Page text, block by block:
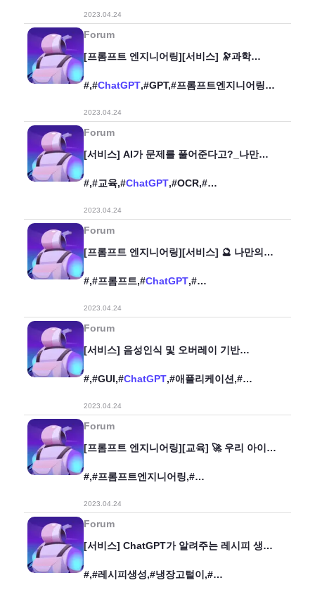
mputerVision,#OCR,#서비스,#
와인정보생성,#닥터소믈리에,#
2023.04.24
Forum
[프롬프트 엔지니어링][서비스] 🔭과학
#,#ChatGPT,#GPT,#프롬프트엔지니어링,#
2023.04.24
Forum
[서비스] AI가 문제를 풀어준다고?_나만의
#,#교육,#ChatGPT,#OCR,#
2023.04.24
Forum
[프롬프트 엔지니어링][서비스] 🔮 나만의
#,#프롬프트,#ChatGPT,#
한글,#GPT,#
2023.04.24
Forum
[서비스] 음성인식 및 오버레이 기반
#,#GUI,#ChatGPT,#애플리케이션,#
2023.04.24
Forum
[프롬프트 엔지니어링][교육] 🚀 우리 아이를
#,#프롬프트엔지니어링,#
2023.04.24
Forum
[서비스] ChatGPT가 알려주는 레시피 생성
#,#레시피생성,#냉장고털이,#